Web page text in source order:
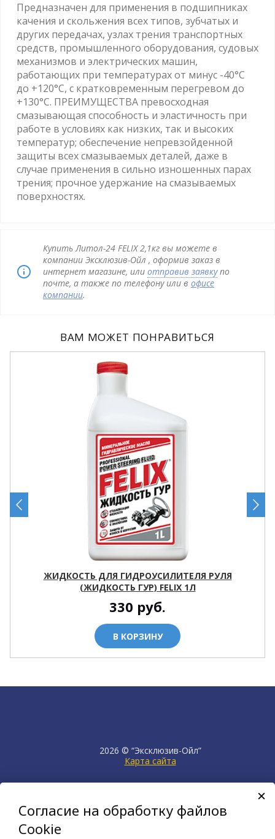
Предназначен для применения в подшипниках
качения и скольжения всех типов, зубчатых и
других передачах, узлах трения транспортных
средств, промышленного оборудования, судовых
механизмов и электрических машин,
работающих при температурах от минус -40°С
до +120°С, с кратковременным перегревом до
+130°С. ПРЕИМУЩЕСТВА превосходная
смазывающая способность и эластичность при
работе в условиях как низких, так и высоких
температур; обеспечение непревзойденной
защиты всех смазываемых деталей, даже в
случае применения в сильно изношенных парах
трения; прочное удержание на смазываемых
поверхностях.
Купить Литол-24 FELIX 2,1кг вы можете в
компании Эксклюзив-Ойл , оформив заказ в
интернет магазине, или отправив заявкупо
почте, а также по телефону или в офисе
компании.
ВАМ МОЖЕТ ПОНРАВИТЬСЯ
ЖИДКОСТЬ ДЛЯ ГИДРОУСИЛИТЕЛЯ РУЛЯ
(ЖИДКОСТЬ ГУР) FELIX 1Л
330 руб.
В КОРЗИНУ
2026 © “Эксклюзив-Ойл”
Карта сайта
продвижение сайта НЕТКАМ
создан на платформе
KORZILLA
Согласие на обработку файлов
Cookie